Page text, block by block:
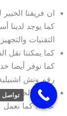
ان فريقنا
كما يوجد لدينا
التقنيات
كما يمكننا نقل
كما نوفر أيضا
رقم ونش اشبيلية
ونؤمن الخدمات
عالية، كما
تواصل